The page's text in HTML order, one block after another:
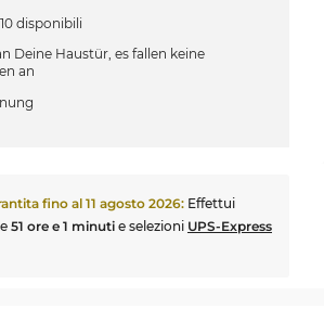
disponibili
Deine Haustür, es fallen keine
an
fino al 11 agosto 2026: Effettui
51 ore e 1 minuti e selezioni UPS-Express